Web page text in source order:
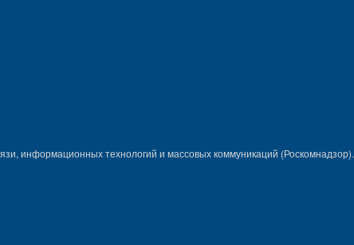
информационных технологий и массовых коммуникаций (Роскомнадзор).